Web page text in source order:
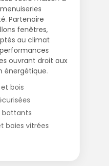
Partenaire
fenêtres,
au climat
ouvrant droit aux
énergétique.
bois
battants
baies vitrées